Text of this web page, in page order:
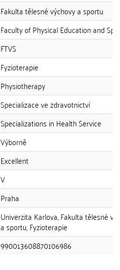
Fakulta tělesné výchovy a sportu
Faculty of Physical Education and
FTVS
Fyzioterapie
Physiotherapy
Specializace ve zdravotnictví
Specializations in Health Service
Výborně
Excellent
V
Praha
Univerzita Karlova, Fakulta tělesné
a sportu, Fyzioterapie
990013608870106986